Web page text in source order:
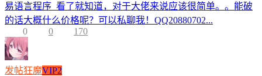
易语言程序 看了就知道，对于大佬来说应该很简单。。能破
的话大概什么价格呢？可以私聊我！QQ20880702...
0
0 170
发帖狂魔VIP2